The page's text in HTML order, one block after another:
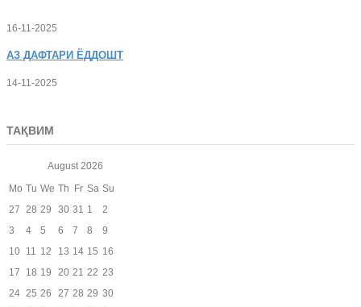
16-11-2025
АЗ ДАФТАРИ ЁДДОШТ
14-11-2025
ТАҚВИМ
August 2026
Mo Tu We Th Fr Sa Su
27 28 29 30 31 1
2
3
4 5 6 7 8
9
10 11 12 13 14 15 16
17
18 19 20 21 22 23
24 25 26 27 28 29 30